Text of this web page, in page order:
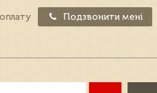
Подзвонити мені